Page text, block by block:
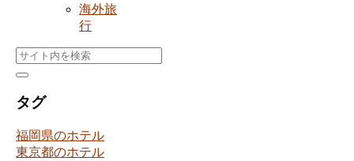
海外旅
行
タグ
福岡県のホテル
東京都のホテル